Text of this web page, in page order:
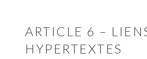
ARTICLE 6 –
HYPERTEXTES